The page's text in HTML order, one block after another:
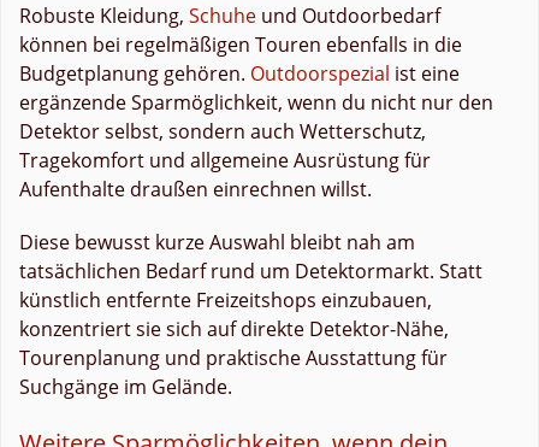
Robuste Kleidung, Schuhe und Outdoorbedarf
können bei regelmäßigen Touren ebenfalls in die
Budgetplanung gehören. Outdoorspezial ist eine
ergänzende Sparmöglichkeit, wenn du nicht nur den
Detektor selbst, sondern auch Wetterschutz,
Tragekomfort und allgemeine Ausrüstung für
Aufenthalte draußen einrechnen willst.
Diese bewusst kurze Auswahl bleibt nah am
tatsächlichen Bedarf rund um Detektormarkt. Statt
künstlich entfernte Freizeitshops einzubauen,
konzentriert sie sich auf direkte Detektor-Nähe,
Tourenplanung und praktische Ausstattung für
Suchgänge im Gelände.